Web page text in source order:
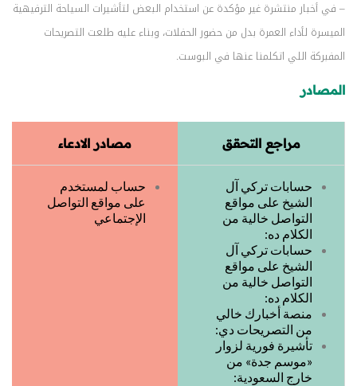
– في أخبار منتشرة غير مؤكدة عن استخدام البعض لتأشيرات السياحة الترفيهية
الميسرة لأداء العمرة بدل من حضور الحفلات، وبناء عليه طلعت التصريحات
المفبركة اللي اتكلمنا عنها في البوست.
المصادر
مراجع التحقق مصادر الادعاء
حسابات تركي آل
الشيخ على مواقع
التواصل خالية من
الكلام ده:
حسابات تركي آل
الشيخ على مواقع
التواصل خالية من
الكلام ده:
منصة أخبارك خالي
من التصريحات دي:
تأشيرة فورية لزوار
«موسم جدة» من
خارج السعودية:
حساب لمستخدم
على مواقع التواصل
الإجتماعي